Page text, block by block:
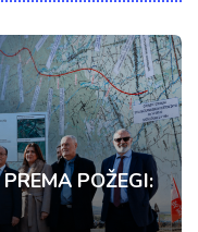
POŽEGI: